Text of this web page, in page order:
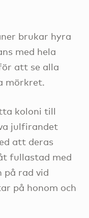
brukar hyra
med hela
att se alla
mörkret.
koloni till
julfirandet
att deras
fullastad med
på rad vid
på honom och